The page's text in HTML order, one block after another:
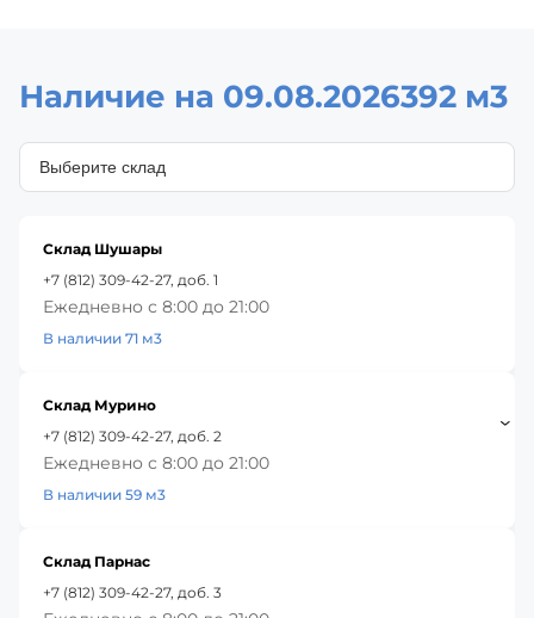
Наличие на 09.08.2026392 м3
Склад Шушары
+7 (812) 309-42-27, доб. 1
Ежедневно с 8:00 до 21:00
В наличии 71 м3
Склад Мурино
+7 (812) 309-42-27, доб. 2
Ежедневно с 8:00 до 21:00
В наличии 59 м3
Склад Парнас
+7 (812) 309-42-27, доб. 3